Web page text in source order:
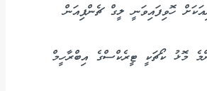
ހޮވިފައިވަނީ ލީގް ޗެންޕިއަން
މޮޅު ކޯޗަކީ ޓީރެކްސްގެ އިބްރާހީމް